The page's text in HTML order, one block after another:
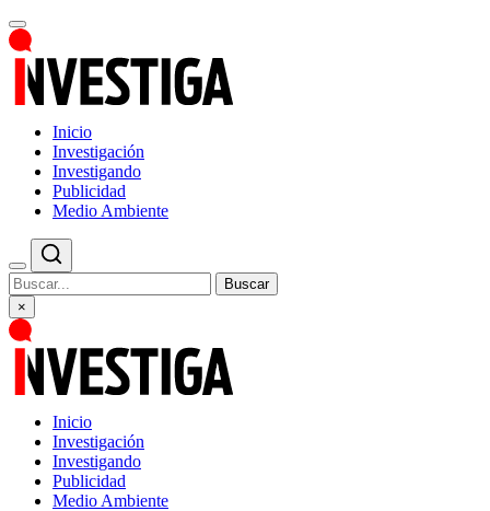
Inicio
Investigación
Investigando
Publicidad
Medio Ambiente
Buscar
×
Inicio
Investigación
Investigando
Publicidad
Medio Ambiente